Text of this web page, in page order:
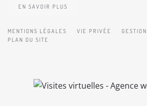
EN SAVOIR PLUS
MENTIONS LÉGALES VIE PRIVÉE
PLAN DU SITE